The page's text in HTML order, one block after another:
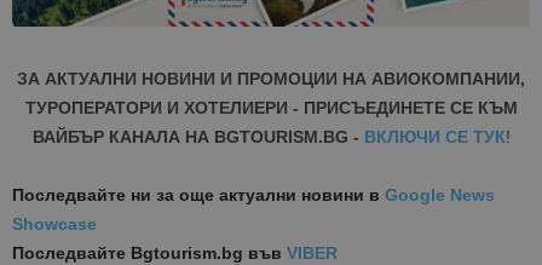
ЗА АКТУАЛНИ НОВИНИ И ПРОМОЦИИ НА АВИОКОМПАНИИ,
ТУРОПЕРАТОРИ И ХОТЕЛИЕРИ - ПРИСЪЕДИНЕТЕ СЕ КЪМ
ВАЙБЪР КАНАЛА НА BGTOURISM.BG - ВКЛЮЧИ СЕ ТУК!
Последвайте ни за още актуални новини в Google News
Showcase
Последвайте Bgtourism.bg във VIBER